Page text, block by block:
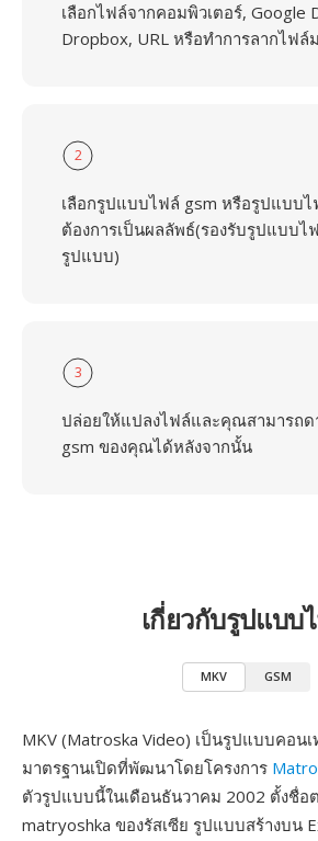
เลือกไฟล์จากคอมพิวเตอร์, Google
Dropbox, URL หรือทำการลากไฟล์
2
เลือกรูปแบบไฟล์ gsm หรือรูปแบบ
ต้องการเป็นผลลัพธ์(รองรับรูปแบบไ
รูปแบบ)
3
ปล่อยให้แปลงไฟล์และคุณสามารถ
gsm ของคุณได้หลังจากนั้น
เกี่ยวกับรูปแบบ
MKV GSM
MKV (Matroska Video) เป็นรูปแบบคอน
มาตรฐานเปิดที่พัฒนาโดยโครงการ
ตัวรูปแบบนี้ในเดือนธันวาคม 2002 ตั้งชื่
matryoshka ของรัสเซีย รูปแบบสร้างบน